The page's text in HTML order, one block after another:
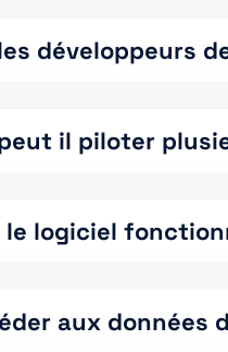
développeurs
il piloter
le logiciel
aux